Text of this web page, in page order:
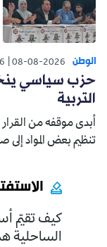
الوطن 08-08-2026
حزب سياسي
التربية
أبدى موقفه من
تنظيم بعض المواد
كيف تقيّم
الساحلية